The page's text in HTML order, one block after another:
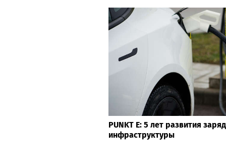
PUNKT E: 5 лет развития
инфраструктуры